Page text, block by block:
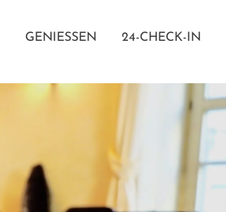
GENIESSEN 24-CHECK-IN